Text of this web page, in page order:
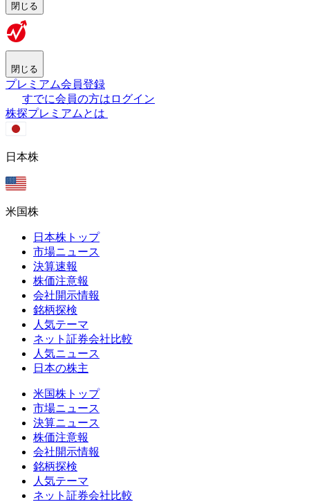
閉じる
閉じる
プレミアム会員登録
すでに会員の方はログイン
株探プレミアムとは
日本株
米国株
日本株トップ
市場ニュース
決算速報
株価注意報
会社開示情報
銘柄探検
人気テーマ
ネット証券会社比較
人気ニュース
日本の株主
米国株トップ
市場ニュース
決算ニュース
株価注意報
会社開示情報
銘柄探検
人気テーマ
ネット証券会社比較